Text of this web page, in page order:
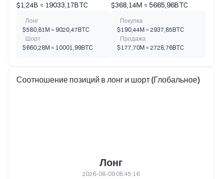
$1,24B ≈ 19033,17BTC
Лонг
$580,81M ≈ 9020,47BTC
Шорт
$660,28M ≈ 10001,99BTC
$368,14M ≈ 5665,96BTC
Покупка
$190,44M ≈ 2937,85BTC
Продажа
$177,70M ≈ 2728,76BTC
Соотношение позиций в лонг и шорт (Глобальное)
Лонг
2026-08-09 08:45:16